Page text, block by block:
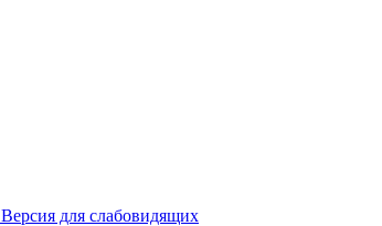
Версия для слабовидящих